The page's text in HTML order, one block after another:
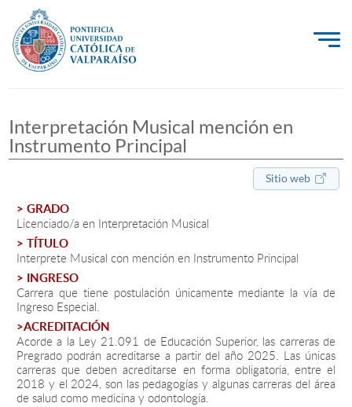
Investigación, Creación e Innovación
PUCV Internacional
Admisión
Pregrado
Postgrado
Formación Continua
Estudiantes
Interpretación Musical mención en
Instrumento Principal
Sitio web
> GRADO
Licenciado/a en Interpretación Musical
> TÍTULO
Interprete Musical con mención en Instrumento Principal
> INGRESO
Carrera que tiene postulación únicamente mediante la vía de
Ingreso Especial.
>ACREDITACIÓN
Acorde a la Ley 21.091 de Educación Superior, las carreras de
Pregrado podrán acreditarse a partir del año 2025. Las únicas
carreras que deben acreditarse en forma obligatoria, entre el
2018 y el 2024, son las pedagogías y algunas carreras del área
de salud como medicina y odontología.